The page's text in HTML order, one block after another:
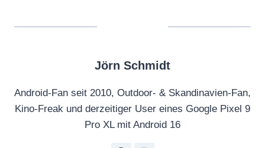
Jörn Schmidt
Android-Fan seit 2010, Outdoor- & Skandinavien-Fan,
Kino-Freak und derzeitiger User eines Google Pixel 9
Pro XL mit Android 16